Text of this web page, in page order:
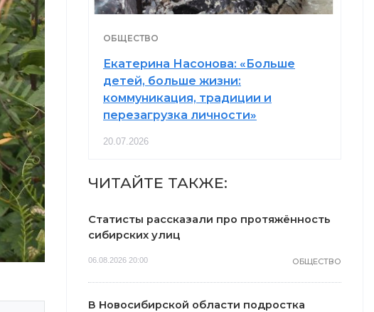
ОБЩЕСТВО
Екатерина Насонова: «Больше
детей, больше жизни:
коммуникация, традиции и
перезагрузка личности»
20.07.2026
ЧИТАЙТЕ ТАКЖЕ:
Статисты рассказали про протяжённость
сибирских улиц
06.08.2026 20:00 ОБЩЕСТВО
В Новосибирской области подростка